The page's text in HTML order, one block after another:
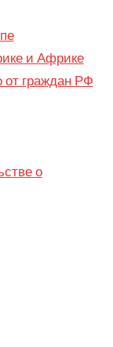
и Африке
от граждан РФ
о